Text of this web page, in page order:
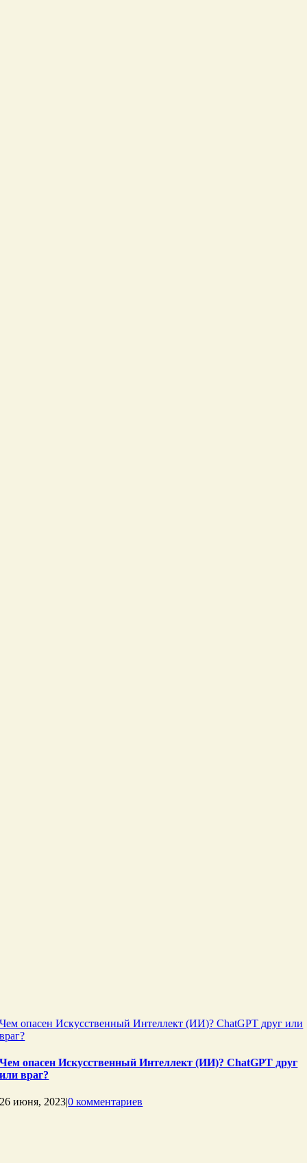
Чем опасен Искусственный Интеллект (ИИ)? ChatGPT друг или
враг?
Чем опасен Искусственный Интеллект (ИИ)? ChatGPT друг
или враг?
26 июня, 2023|0 комментариев